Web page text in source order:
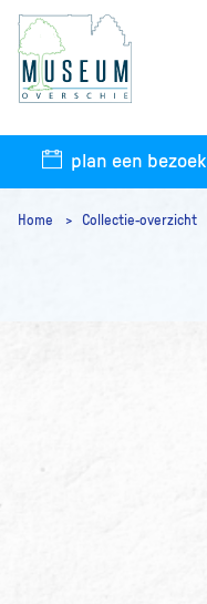
plan een bezoek
Home Collectie-overzicht